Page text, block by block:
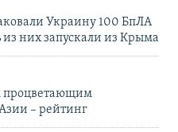
Украину 100 БпЛА
них запускали из Крыма
процветающим
– рейтинг